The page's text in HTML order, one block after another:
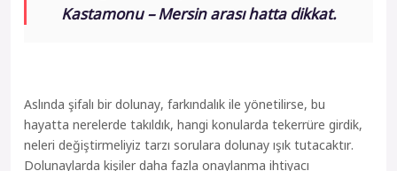
Kastamonu – Mersin arası hatta dikkat.
Aslında şifalı bir dolunay, farkındalık ile yönetilirse, bu
hayatta nerelerde takıldık, hangi konularda tekerrüre girdik,
neleri değiştirmeliyiz tarzı sorulara dolunay ışık tutacaktır.
Dolunaylarda kişiler daha fazla onaylanma ihtiyacı